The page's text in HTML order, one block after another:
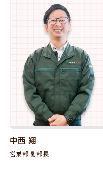
中西 翔
営業部 副部長